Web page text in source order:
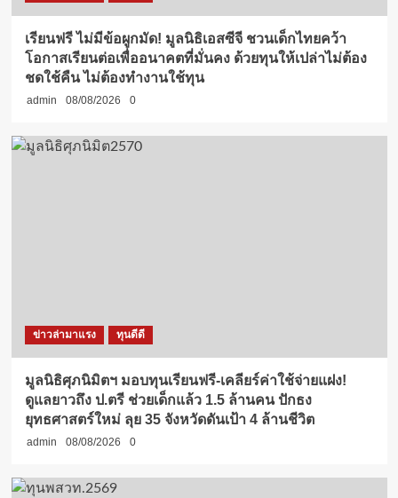
เรียนฟรี ไม่มีข้อผูกมัด! มูลนิธิเอสซีจี ชวนเด็กไทยคว้า
โอกาสเรียนต่อเพื่ออนาคตที่มั่นคง ด้วยทุนให้เปล่าไม่ต้อง
ชดใช้คืน ไม่ต้องทำงานใช้ทุน
admin 08/08/2026 0
ข่าวล่ามาแรง ทุนดีดี
มูลนิธิศุภนิมิตฯ มอบทุนเรียนฟรี-เคลียร์ค่าใช้จ่ายแฝง!
ดูแลยาวถึง ป.ตรี ช่วยเด็กแล้ว 1.5 ล้านคน ปักธง
ยุทธศาสตร์ใหม่ ลุย 35 จังหวัดดันเป้า 4 ล้านชีวิต
admin 08/08/2026 0